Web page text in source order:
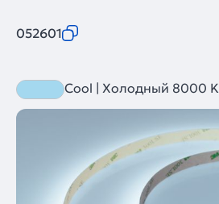
052601
Cool | Холодный 8000 K